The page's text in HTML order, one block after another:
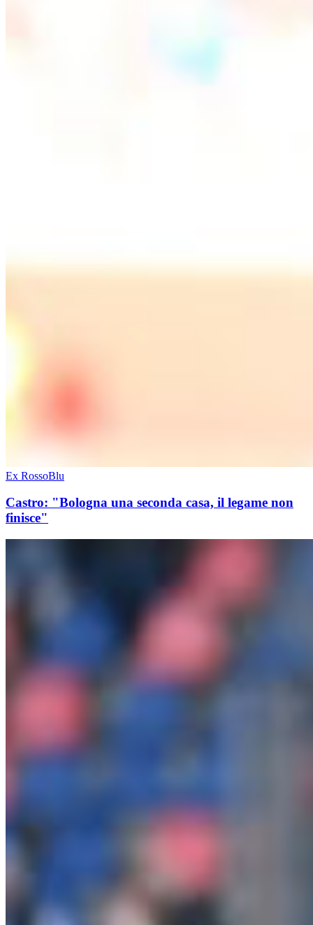
Ex RossoBlu
Castro: "Bologna una seconda casa, il legame non
finisce"